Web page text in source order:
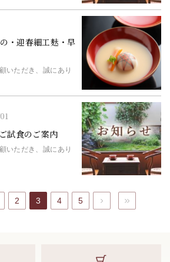
・迎春細工麸・早
いただき、誠にあり
試食のご案内
いただき、誠にあり
2 3 4 5 次へ